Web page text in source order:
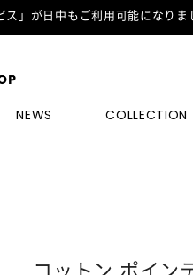
」が日中もご利用可能になりま
NEWS COLLECTION